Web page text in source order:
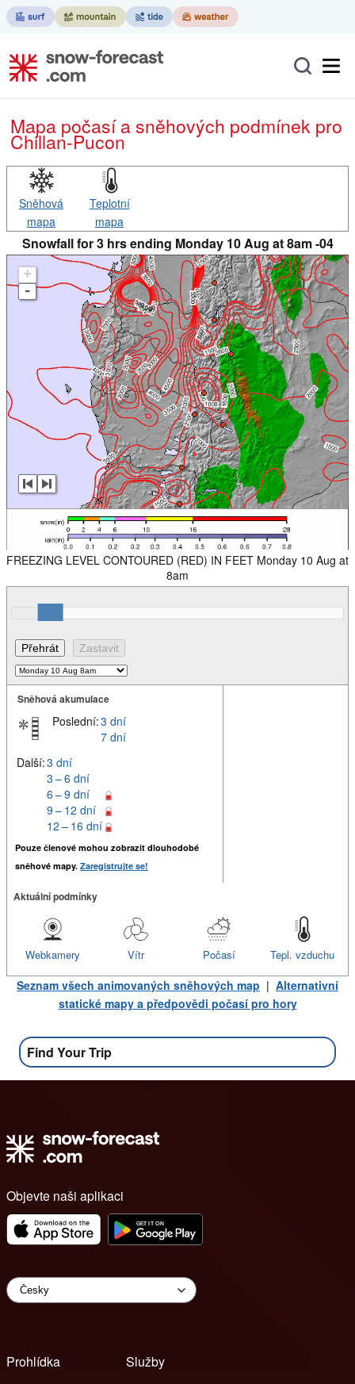
Mapa počasí a sněhových podmínek pro
Chillan-Pucon
Sněhová
mapa
Teplotní
mapa
Snowfall for 3 hrs ending Monday 10 Aug at 8am -04
+
-
FREEZING LEVEL CONTOURED (RED) IN FEET Monday 10 Aug at
8am
Sněhová akumulace
Poslední:3 dní
7 dní
Další:3 dní
3 – 6 dní
6 – 9 dní
9 – 12 dní
12 – 16 dní
Pouze členové mohou zobrazit dlouhodobé
sněhové mapy. Zaregistrujte se!
Aktuální podmínky
Tepl. vzduchu
Počasí
Vítr
Webkamery
Seznam všech animovaných sněhových map | Alternativní
statické mapy a předpovědi počasí pro hory
Find Your Trip
Objevte naši aplikaci
Prohlídka
Služby